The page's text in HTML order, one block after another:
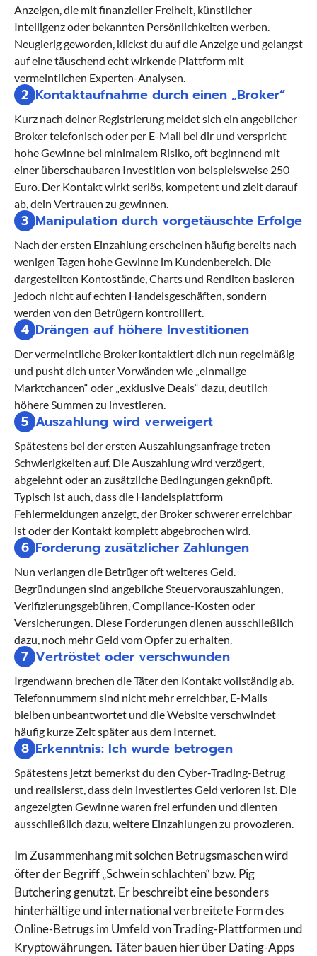
Anzeigen, die mit finanzieller Freiheit, künstlicher
Intelligenz oder bekannten Persönlichkeiten werben.
Neugierig geworden, klickst du auf die Anzeige und gelangst
auf eine täuschend echt wirkende Plattform mit
vermeintlichen Experten-Analysen.
2 Kontaktaufnahme durch einen „Broker“
Kurz nach deiner Registrierung meldet sich ein angeblicher
Broker telefonisch oder per E-Mail bei dir und verspricht
hohe Gewinne bei minimalem Risiko, oft beginnend mit
einer überschaubaren Investition von beispielsweise 250
Euro. Der Kontakt wirkt seriös, kompetent und zielt darauf
ab, dein Vertrauen zu gewinnen.
3 Manipulation durch vorgetäuschte Erfolge
Nach der ersten Einzahlung erscheinen häufig bereits nach
wenigen Tagen hohe Gewinne im Kundenbereich. Die
dargestellten Kontostände, Charts und Renditen basieren
jedoch nicht auf echten Handelsgeschäften, sondern
werden von den Betrügern kontrolliert.
4 Drängen auf höhere Investitionen
Der vermeintliche Broker kontaktiert dich nun regelmäßig
und pusht dich unter Vorwänden wie „einmalige
Marktchancen“ oder „exklusive Deals“ dazu, deutlich
höhere Summen zu investieren.
5 Auszahlung wird verweigert
Spätestens bei der ersten Auszahlungsanfrage treten
Schwierigkeiten auf. Die Auszahlung wird verzögert,
abgelehnt oder an zusätzliche Bedingungen geknüpft.
Typisch ist auch, dass die Handelsplattform
Fehlermeldungen anzeigt, der Broker schwerer erreichbar
ist oder der Kontakt komplett abgebrochen wird.
6 Forderung zusätzlicher Zahlungen
Nun verlangen die Betrüger oft weiteres Geld.
Begründungen sind angebliche Steuervorauszahlungen,
Verifizierungsgebühren, Compliance-Kosten oder
Versicherungen. Diese Forderungen dienen ausschließlich
dazu, noch mehr Geld vom Opfer zu erhalten.
7 Vertröstet oder verschwunden
Irgendwann brechen die Täter den Kontakt vollständig ab.
Telefonnummern sind nicht mehr erreichbar, E-Mails
bleiben unbeantwortet und die Website verschwindet
häufig kurze Zeit später aus dem Internet.
8 Erkenntnis: Ich wurde betrogen
Spätestens jetzt bemerkst du den Cyber-Trading-Betrug
und realisierst, dass dein investiertes Geld verloren ist. Die
angezeigten Gewinne waren frei erfunden und dienten
ausschließlich dazu, weitere Einzahlungen zu provozieren.
Im Zusammenhang mit solchen Betrugsmaschen wird
öfter der Begriff „Schwein schlachten“ bzw. Pig
Butchering genutzt. Er beschreibt eine besonders
hinterhältige und international verbreitete Form des
Online-Betrugs im Umfeld von Trading-Plattformen und
Kryptowährungen. Täter bauen hier über Dating-Apps